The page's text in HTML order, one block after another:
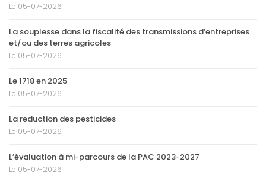
Le 05-07-2026
La souplesse dans la fiscalité des transmissions d’entreprises
et/ou des terres agricoles
Le 05-07-2026
Le 1718 en 2025
Le 05-07-2026
La reduction des pesticides
Le 05-07-2026
L’évaluation à mi-parcours de la PAC 2023-2027
Le 05-07-2026